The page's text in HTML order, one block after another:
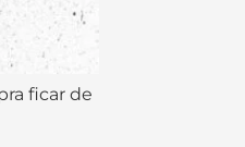
ficar de